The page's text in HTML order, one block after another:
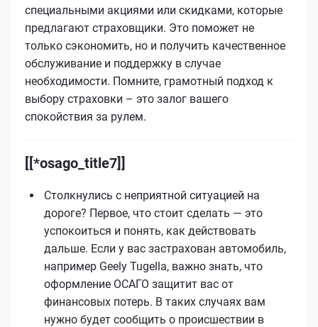
специальными акциями или скидками, которые
предлагают страховщики. Это поможет не
только сэкономить, но и получить качественное
обслуживание и поддержку в случае
необходимости. Помните, грамотный подход к
выбору страховки – это залог вашего
спокойствия за рулем.
[[*osago_title7]]
Столкнулись с неприятной ситуацией на
дороге? Первое, что стоит сделать — это
успокоиться и понять, как действовать
дальше. Если у вас застрахован автомобиль,
например Geely Tugella, важно знать, что
оформление ОСАГО защитит вас от
финансовых потерь. В таких случаях вам
нужно будет сообщить о происшествии в